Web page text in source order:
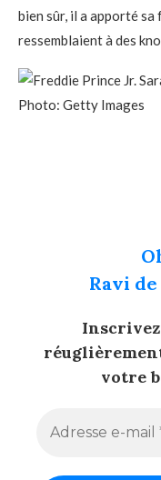
bien sûr, il a apporté sa
ressemblaient à des
Photo: Getty Images
Ravi
votre